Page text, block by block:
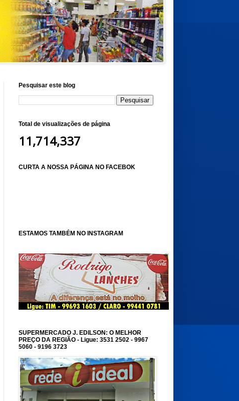
Pesquisar este blog
Total de visualizações de página
11,714,337
CURTA A NOSSA PÁGINA NO FACEBOK
ESTAMOS TAMBÉM NO INSTAGRAM
SUPERMERCADO J. EDILSON: O MELHOR
PREÇO DA REGIÃO - Ligue: 3531 2502 - 9967
5060 - 9196 3723